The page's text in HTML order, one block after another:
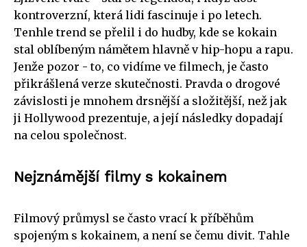
kontroverzní, která lidi fascinuje i po letech.
Tenhle trend se přelil i do hudby, kde se kokain
stal oblíbeným námětem hlavně v hip-hopu a rapu.
Jenže pozor - to, co vidíme ve filmech, je často
přikrášlená verze skutečnosti. Pravda o drogové
závislosti je mnohem drsnější a složitější, než jak
ji Hollywood prezentuje, a její následky dopadají
na celou společnost.
Nejznámější filmy s kokainem
Filmový průmysl se často vrací k příběhům
spojeným s kokainem, a není se čemu divit. Tahle